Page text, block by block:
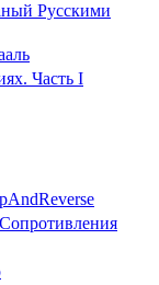
Русскими
Часть I